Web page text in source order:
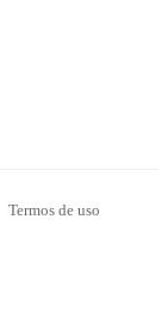
Termos de uso